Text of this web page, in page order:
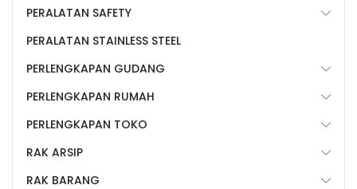
PERALATAN SAFETY
PERALATAN STAINLESS STEEL
PERLENGKAPAN GUDANG
PERLENGKAPAN RUMAH
PERLENGKAPAN TOKO
RAK ARSIP
RAK BARANG